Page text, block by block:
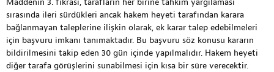
sırasında ileri sürdükleri ancak hakem heyeti tarafından karara
bağlanmayan taleplerine ilişkin olarak, ek karar talep edebilmeleri
için başvuru imkanı tanımaktadır. Bu başvuru söz konusu kararın
bildirilmesini takip eden 30 gün içinde yapılmalıdır. Hakem heyeti
diğer tarafa görüşlerini sunabilmesi için kısa bir süre verecektir.